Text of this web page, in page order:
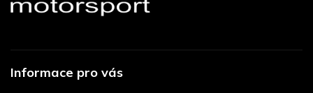
Informace pro vás